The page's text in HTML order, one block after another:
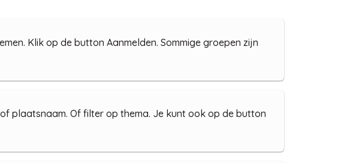
Klik op de button Aanmelden. Sommige groepen zijn
plaatsnaam. Of filter op thema. Je kunt ook op de button